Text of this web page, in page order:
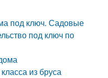
под ключ. Садовые
под ключ по
из бруса